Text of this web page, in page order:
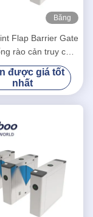
Băng
Flap Barrier Gate
rào cản truy cập
Tự động Thiết
lập lại
được giá tốt
nhất